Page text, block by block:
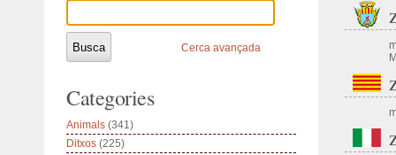
Cerca avançada
Categories
Animals (341)
Ditxos (225)